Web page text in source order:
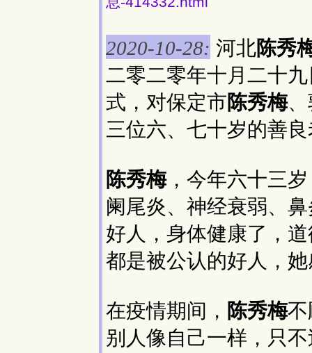
2020-10-28: 河北陈秀
二零二零年十月二十
式，对保定市陈秀梅
三位六、七十岁的善
陈秀梅，今年六十三
阑尾炎、神经衰弱、
好人，身体健康了，
都是被公认的好人，
在疫情期间， 陈秀梅
别人像自己一样，只